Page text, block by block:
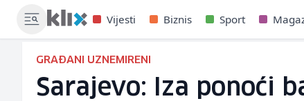
Vijesti Biznis Sport
GRAĐANI UZNEMIRENI
Sarajevo: Iza ponoći